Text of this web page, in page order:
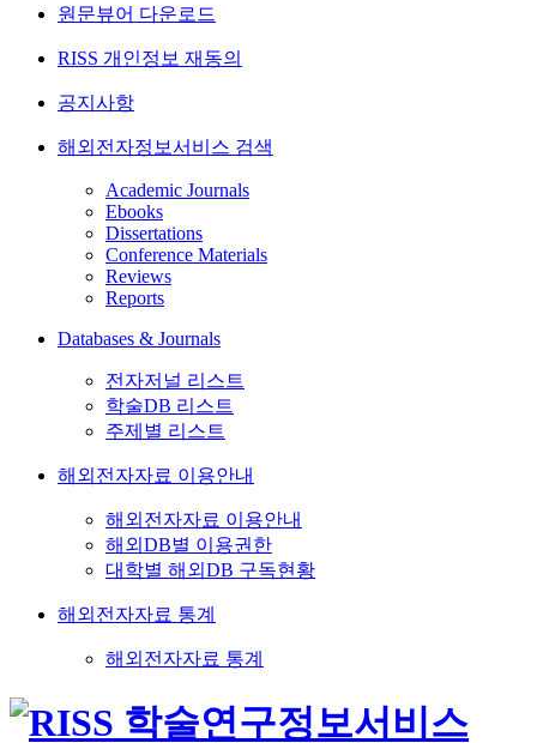
원문뷰어 다운로드
RISS 개인정보 재동의
공지사항
해외전자정보서비스 검색
Academic Journals
Ebooks
Dissertations
Conference Materials
Reviews
Reports
Databases & Journals
전자저널 리스트
학술DB 리스트
주제별 리스트
해외전자자료 이용안내
해외전자자료 이용안내
해외DB별 이용권한
대학별 해외DB 구독현황
해외전자자료 통계
해외전자자료 통계